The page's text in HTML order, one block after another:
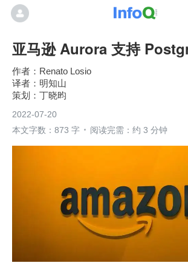
亚马逊 Aurora 支持
Renato Losio
明知山
丁晓昀
2022-07-20
本文字数：873 字
阅读完需：约 3 分钟